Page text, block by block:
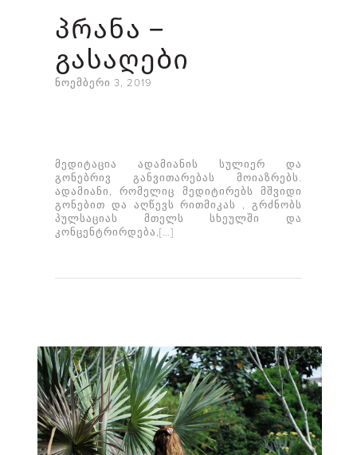
ᲞᲠᲐᲜᲐ –
ᲒᲐᲡᲐᲦᲔᲑᲘ
ნოემბერი 3, 2019
მედიტაცია ადამიანის სულიერ და
გონებრივ განვითარებას მოიაზრებს.
ადამიანი, რომელიც მედიტირებს მშვიდი
გონებით და აღწევს რითმიკას , გრძნობს
პულსაციას მთელს სხეულში და
კონცენტრირდება,[…]